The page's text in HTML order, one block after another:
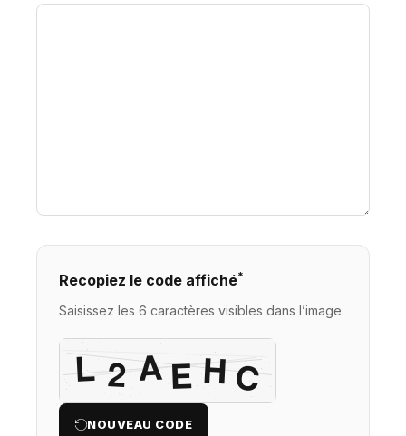
Recopiez le code affiché*
Saisissez les 6 caractères visibles dans l’image.
NOUVEAU CODE